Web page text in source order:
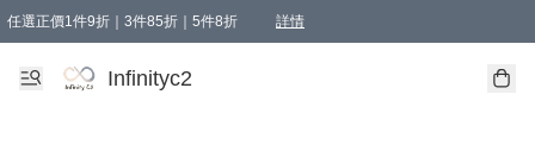
任選正價1件9折｜3件85折｜5件8折 詳情
精選商品，任選買1件或以上減HKD 20.00；買2件或以上減HKD 60.00；買3件
Infinityc2 wears 滿$800免運費
Bucks & Leather 滿$1000免運費
Infinityc2